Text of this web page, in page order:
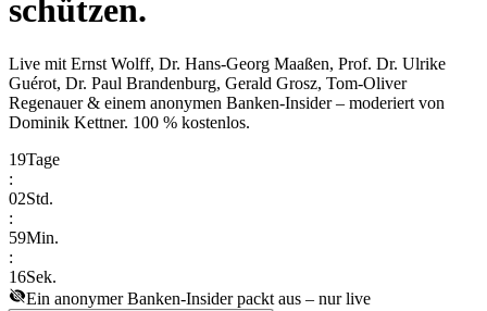
schützen.
Live mit Ernst Wolff, Dr. Hans-Georg Maaßen, Prof. Dr. Ulrike
Guérot, Dr. Paul Brandenburg, Gerald Grosz, Tom-Oliver
Regenauer & einem anonymen Banken-Insider– moderiert von
Dominik Kettner. 100 % kostenlos.
19Tage
:
02Std.
:
59Min.
:
16Sek.
Ein anonymer Banken-Insider packt aus – nur live